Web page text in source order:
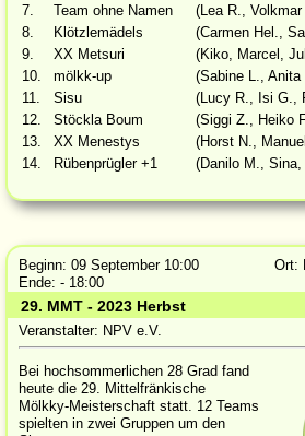
7.
Team ohne Namen
(Lea R.,
8.
Klötzlemädels
(Carmen Hel.,
9.
XX Metsuri
(Kiko, Marcel,
10.
mölkk-up
(Sabine L.,
11.
Sisu
(Lucy R., Isi G.,
12.
Stöckla Boum
(Siggi Z., Heiko
13.
XX Menestys
(Horst N.,
14.
Rübenprügler +1 (Danilo M., Sina,
Beginn: 09 September 10:00
Ort:
Ende: - 18:00
29. MMT - 2023 Herbst
Veranstalter: NPV e.V.
Bei hochsommerlichen 28 Grad fand
heute die 29. Mittelfränkische
Mölkky-Meisterschaft statt. 12 Teams
spielten in zwei Gruppen um den